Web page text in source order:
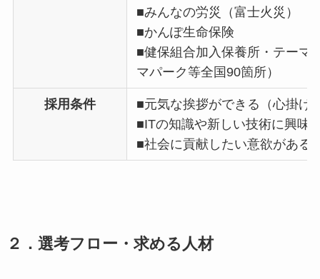
■みんなの労災（富士火災）
■かんぽ生命保険
■健保組合加入保養所・テーマ
マパーク等全国90箇所）
採用条件
■元気な挨拶ができる（心掛け
■ITの知識や新しい技術に興味
■社会に貢献したい意欲がある
２．選考フロー・求める人材